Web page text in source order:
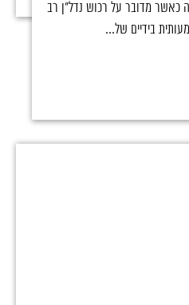
כאשר מדובר על רכוש נדל"ן רב
בידיים של...